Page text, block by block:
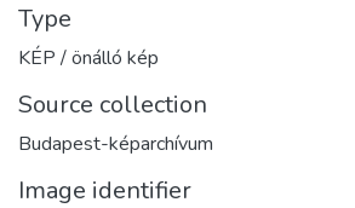
Type
KÉP / önálló kép
Source collection
Budapest-képarchívum
Image identifier